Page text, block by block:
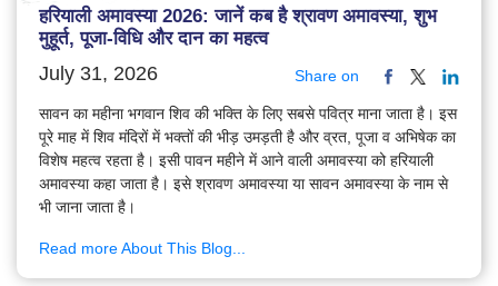
हरियाली अमावस्या 2026: जानें कब है श्रावण अमावस्या, शुभ
मुहूर्त, पूजा-विधि और दान का महत्व
July 31, 2026 Share on
सावन का महीना भगवान शिव की भक्ति के लिए सबसे पवित्र माना जाता है। इस
पूरे माह में शिव मंदिरों में भक्तों की भीड़ उमड़ती है और व्रत, पूजा व अभिषेक का
विशेष महत्व रहता है। इसी पावन महीने में आने वाली अमावस्या को हरियाली
अमावस्या कहा जाता है। इसे श्रावण अमावस्या या सावन अमावस्या के नाम से
भी जाना जाता है।
Read more About This Blog...